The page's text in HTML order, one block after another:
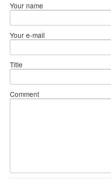
Your name
Your e-mail
Title
Comment